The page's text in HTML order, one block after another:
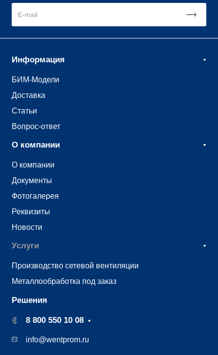
Информация
БИМ-Модели
Доставка
Статьи
Вопрос-ответ
О компании
О компании
Документы
Фотогалерея
Реквизиты
Новости
Услуги
Производство сетевой вентиляции
Металлообработка под заказ
Решения
8 800 550 10 08
info@wentprom.ru